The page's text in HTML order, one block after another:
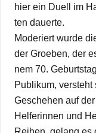
hier ein Duell im
ten dauerte.
Mode­riert wurde
der Groe­ben, der
nem 70.
Publi­kum,
Gesche­hen auf
Hel­fe­rin­nen und